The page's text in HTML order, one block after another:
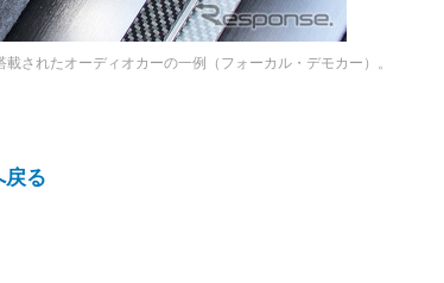
されたオーディオカーの一例（フォーカル・デモカー）。
戻る